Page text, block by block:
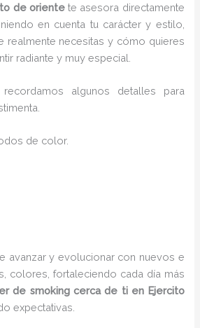
de orientete asesora directamente
en cuenta tu carácter y estilo,
realmente necesitas y cómo quieres
radiante y muy especial.
algunos detalles para
de color.
avanzar y evolucionar con nuevos e
colores, fortaleciendo cada día más
de smoking cerca de ti en Ejercito
expectativas.